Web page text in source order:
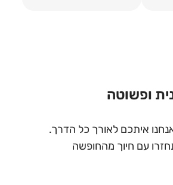
ופשוטה
עם חיוך מהחופשה